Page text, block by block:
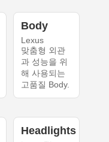
Body
Lexus
맞춤형 외관
과 성능을 위
해 사용되는
고품질 Body.
Headlights